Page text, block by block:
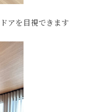
アを目視できます